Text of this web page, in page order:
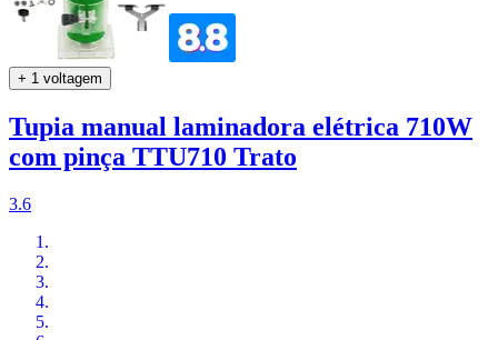
+ 1 voltagem
Tupia manual laminadora elétrica 710W
com pinça TTU710 Trato
3.6